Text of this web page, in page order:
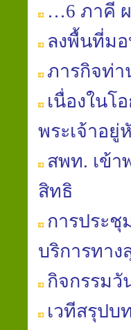
…6 ภาคี
ลงพื้นที่มอ
ภารกิจท่า
เนื่องในโ
พระเจ้าอยู่
สพท. เข้า
สิทธิ
การประชุ
บริการทาง
กิจกรรมวั
เวทีสรุปบ